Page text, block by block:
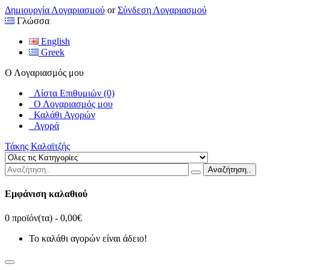
Δημιουργία Λογαριασμού orΣύνδεση Λογαριασμού
Γλώσσα
English
Greek
Ο Λογαριασμός μου
Λίστα Επιθυμιών (0)
Ο Λογαριασμός μου
Καλάθι Αγορών
Αγορά
Τάκης Καλαϊτζής
Αναζήτηση..
Εμφάνιση καλαθιού
0 προϊόν(τα) - 0,00€
Το καλάθι αγορών είναι άδειο!